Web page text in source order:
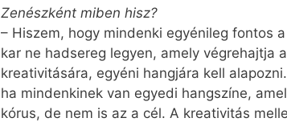
Zenészként miben hisz?
– Hiszem, hogy mindenki egyénileg fontos
kar ne hadsereg legyen, amely végrehajtja
kreativitására, egyéni hangjára kell
ha mindenkinek van egyedi hangszíne,
kórus, de nem is az a cél. A kreativitás